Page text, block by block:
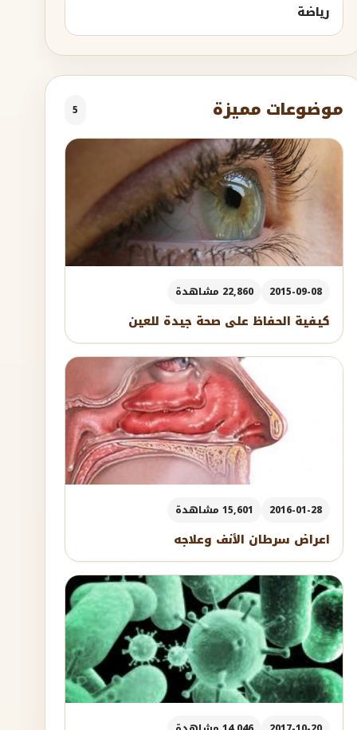
رياضة
موضوعات مميزة 5
2015-09-08 22,860 مشاهدة
كيفية الحفاظ على صحة جيدة للعين
2016-01-28 15,601 مشاهدة
اعراض سرطان الأنف وعلاجه